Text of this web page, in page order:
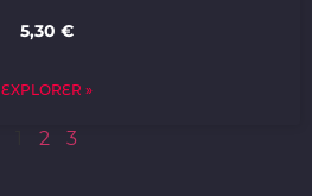
5,30 €
EXPLORER »
2 3